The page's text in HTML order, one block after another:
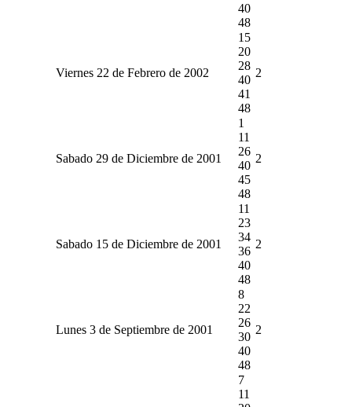
40
48
Viernes 22 de Febrero de 2002
15
20
28
40
41
48
2
Sabado 29 de Diciembre de 2001
1
11
26
40
45
48
2
Sabado 15 de Diciembre de 2001
11
23
34
36
40
48
2
Lunes 3 de Septiembre de 2001
8
22
26
30
40
48
2
7
11